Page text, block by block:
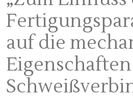
auf die